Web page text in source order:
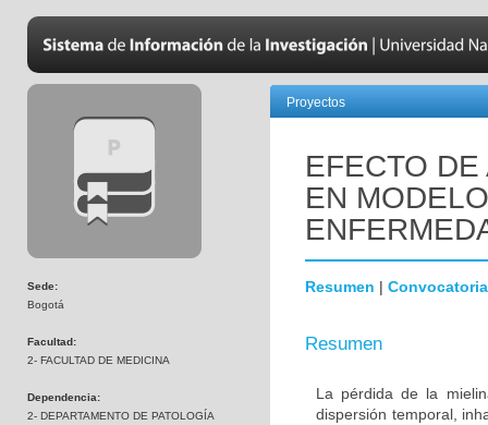
Sede:
Bogotá
Facultad:
2- FACULTAD DE MEDICINA
Dependencia:
2- DEPARTAMENTO DE PATOLOGÍA
Proyectos
EFECTO
EN
Resumen | Convocatoria
Resumen
La pérdida de la
dispersión temporal,